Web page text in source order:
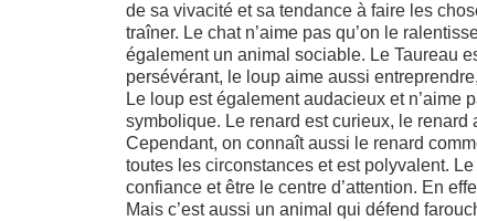
de sa vivacité et sa tendance à faire les
traîner. Le chat n’aime pas qu’on le
également un animal sociable. Le Taureau
persévérant, le loup aime aussi
Le loup est également audacieux et n’aime
symbolique. Le renard est curieux, le renard
Cependant, on connaît aussi le renard
toutes les circonstances et est polyvalent.
confiance et être le centre d’attention. En
Mais c’est aussi un animal qui défend